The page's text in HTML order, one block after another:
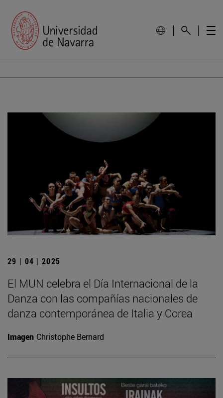
29 | 04 | 2025
El MUN celebra el Día Internacional de la
Danza con las compañías nacionales de
danza contemporánea de Italia y Corea
Imagen Christophe Bernard